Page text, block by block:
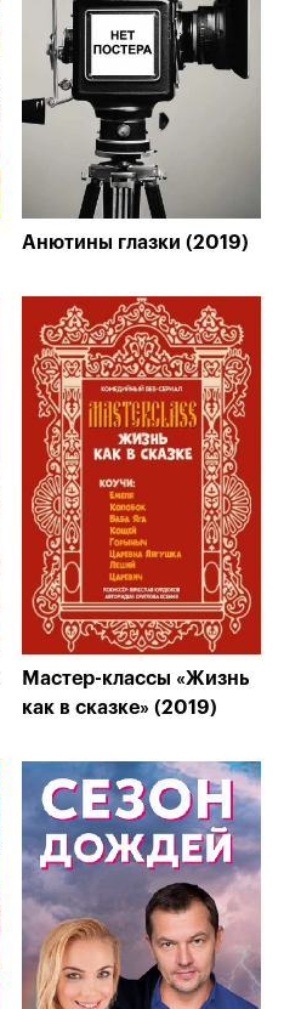
Анютины глазки (2019)
Мастер-классы «Жизнь
как в сказке» (2019)